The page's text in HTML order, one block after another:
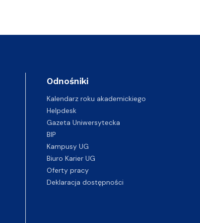
Odnośniki
Kalendarz roku akademickiego
Helpdesk
Gazeta Uniwersytecka
BIP
Kampusy UG
Biuro Karier UG
Oferty pracy
Deklaracja dostępności